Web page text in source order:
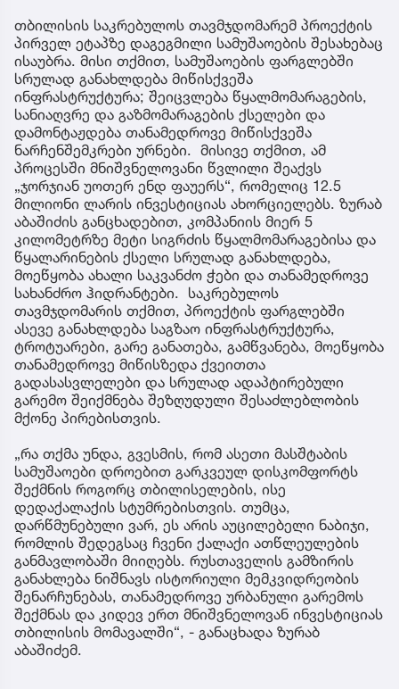
თბილისის საკრებულოს თავმჯდომარემ პროექტის
პირველ ეტაპზე დაგეგმილი სამუშაოების შესახებაც
ისაუბრა. მისი თქმით, სამუშაოების ფარგლებში
სრულად განახლდება მიწისქვეშა
ინფრასტრუქტურა; შეიცვლება წყალმომარაგების,
სანიაღვრე და გაზმომარაგების ქსელები და
დამონტაჟდება თანამედროვე მიწისქვეშა
ნარჩენშემკრები ურნები. მისივე თქმით, ამ
პროცესში მნიშვნელოვანი წვლილი შეაქვს
„ჯორჯიან უოთერ ენდ ფაუერს“, რომელიც 12.5
მილიონი ლარის ინვესტიციას ახორციელებს. ზურაბ
აბაშიძის განცხადებით, კომპანიის მიერ 5
კილომეტრზე მეტი სიგრძის წყალმომარაგებისა და
წყალარინების ქსელი სრულად განახლდება,
მოეწყობა ახალი საკვანძო ჭები და თანამედროვე
სახანძრო ჰიდრანტები. საკრებულოს
თავმჯდომარის თქმით, პროექტის ფარგლებში
ასევე განახლდება საგზაო ინფრასტრუქტურა,
ტროტუარები, გარე განათება, გამწვანება, მოეწყობა
თანამედროვე მიწისზედა ქვეითთა
გადასასვლელები და სრულად ადაპტირებული
გარემო შეიქმნება შეზღუდული შესაძლებლობის
მქონე პირებისთვის.
„რა თქმა უნდა, გვესმის, რომ ასეთი მასშტაბის
სამუშაოები დროებით გარკვეულ დისკომფორტს
შექმნის როგორც თბილისელების, ისე
დედაქალაქის სტუმრებისთვის. თუმცა,
დარწმუნებული ვარ, ეს არის აუცილებელი ნაბიჯი,
რომლის შედეგსაც ჩვენი ქალაქი ათწლეულების
განმავლობაში მიიღებს. რუსთაველის გამზირის
განახლება ნიშნავს ისტორიული მემკვიდრეობის
შენარჩუნებას, თანამედროვე ურბანული გარემოს
შექმნას და კიდევ ერთ მნიშვნელოვან ინვესტიციას
თბილისის მომავალში“, - განაცხადა ზურაბ
აბაშიძემ.